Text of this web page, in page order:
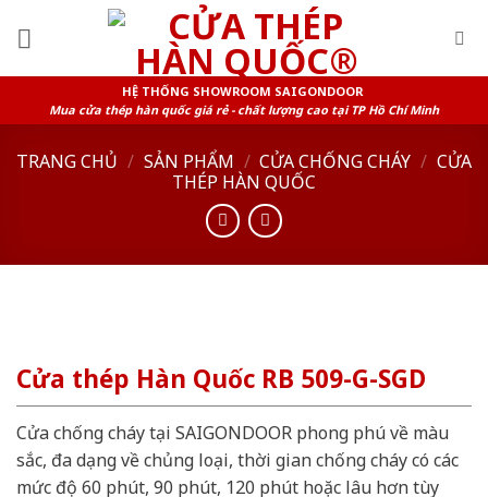
HỆ THỐNG SHOWROOM SAIGONDOOR
Mua cửa thép hàn quốc giá rẻ - chất lượng cao tại TP Hồ Chí Minh
TRANG CHỦ / SẢN PHẨM / CỬA CHỐNG CHÁY / CỬA
THÉP HÀN QUỐC
Cửa thép Hàn Quốc RB 509-G-SGD
Cửa chống cháy tại SAIGONDOOR phong phú về màu
sắc, đa dạng về chủng loại, thời gian chống cháy có các
mức độ 60 phút, 90 phút, 120 phút hoặc lâu hơn tùy